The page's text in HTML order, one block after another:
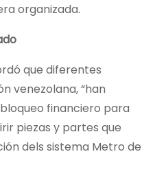
organizada.
que diferentes
venezolana, “han
financiero para
piezas y partes que
dels sistema Metro de